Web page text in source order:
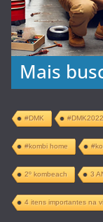
Mais
#DMK #DMK2022
#kombi home
2º kombeach 3
4 itens importantes na